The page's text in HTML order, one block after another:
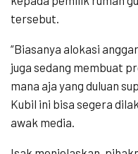
tersebut.
“Biasanya alokasi
juga sedang membuat
mana aja yang duluan
Kubil ini bisa segera
awak media.